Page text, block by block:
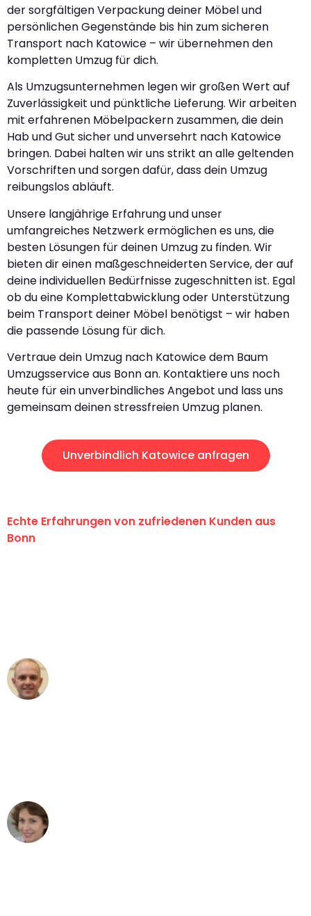
der sorgfältigen Verpackung deiner Möbel und
persönlichen Gegenstände bis hin zum sicheren
Transport nach Katowice – wir übernehmen den
kompletten Umzug für dich.
Als Umzugsunternehmen legen wir großen Wert auf
Zuverlässigkeit und pünktliche Lieferung. Wir arbeiten
mit erfahrenen Möbelpackern zusammen, die dein
Hab und Gut sicher und unversehrt nach Katowice
bringen. Dabei halten wir uns strikt an alle geltenden
Vorschriften und sorgen dafür, dass dein Umzug
reibungslos abläuft.
Unsere langjährige Erfahrung und unser
umfangreiches Netzwerk ermöglichen es uns, die
besten Lösungen für deinen Umzug zu finden. Wir
bieten dir einen maßgeschneiderten Service, der auf
deine individuellen Bedürfnisse zugeschnitten ist. Egal
ob du eine Komplettabwicklung oder Unterstützung
beim Transport deiner Möbel benötigst – wir haben
die passende Lösung für dich.
Vertraue dein Umzug nach Katowice dem Baum
Umzugsservice aus Bonn an. Kontaktiere uns noch
heute für ein unverbindliches Angebot und lass uns
gemeinsam deinen stressfreien Umzug planen.
Unverbindlich Katowice anfragen
Echte Erfahrungen von zufriedenen Kunden aus
Bonn